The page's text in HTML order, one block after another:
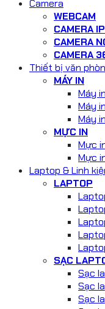
Camera
WEBCAM
CAMERA
CAMERA
CAMERA
Thiết bị văn
MÁY IN
Máy
Máy
Máy
MỰC IN
Mực
Mực
Laptop & Linh
LAPTOP
SẠC
Sạc
Sạc
Sạc